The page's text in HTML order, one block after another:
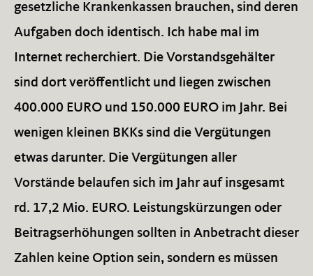
gesetzliche Krankenkassen brauchen, sind deren
Aufgaben doch identisch. Ich habe mal im
Internet recherchiert. Die Vorstandsgehälter
sind dort veröffentlicht und liegen zwischen
400.000 EURO und 150.000 EURO im Jahr. Bei
wenigen kleinen BKKs sind die Vergütungen
etwas darunter. Die Vergütungen aller
Vorstände belaufen sich im Jahr auf insgesamt
rd. 17,2 Mio. EURO. Leistungskürzungen oder
Beitragserhöhungen sollten in Anbetracht dieser
Zahlen keine Option sein, sondern es müssen